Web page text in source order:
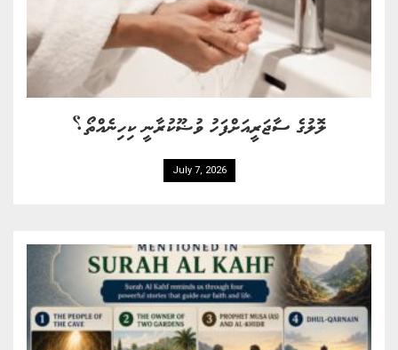
ލޮލުގެ ސާޖަރީއަށްފަހު ވުޟޫކުރާނީ ކިހިނެއްތޯ؟
July 7, 2026